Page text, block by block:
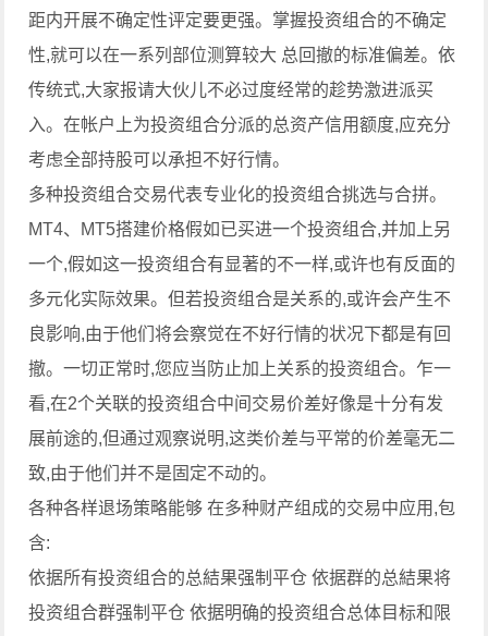
距内开展不确定性评定要更强。掌握投资组合的不确定
性,就可以在一系列部位测算较大 总回撤的标准偏差。依
传统式,大家报请大伙儿不必过度经常的趁势激进派买
入。在帐户上为投资组合分派的总资产信用额度,应充分
考虑全部持股可以承担不好行情。
多种投资组合交易代表专业化的投资组合挑选与合拼。
MT4、MT5搭建价格假如已买进一个投资组合,并加上另
一个,假如这一投资组合有显著的不一样,或许也有反面的
多元化实际效果。但若投资组合是关系的,或许会产生不
良影响,由于他们将会察觉在不好行情的状况下都是有回
撤。一切正常时,您应当防止加上关系的投资组合。乍一
看,在2个关联的投资组合中间交易价差好像是十分有发
展前途的,但通过观察说明,这类价差与平常的价差毫无二
致,由于他们并不是固定不动的。
各种各样退场策略能够 在多种财产组成的交易中应用,包
含:
依据所有投资组合的总結果强制平仓 依据群的总結果将
投资组合群强制平仓 依据明确的投资组合总体目标和限